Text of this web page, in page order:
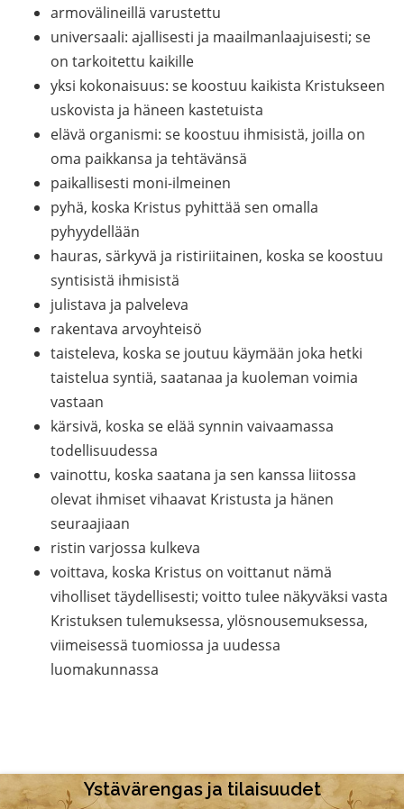
armovälineillä varustettu
universaali: ajallisesti ja maailmanlaajuisesti; se
on tarkoitettu kaikille
yksi kokonaisuus: se koostuu kaikista Kristukseen
uskovista ja häneen kastetuista
elävä organismi: se koostuu ihmisistä, joilla on
oma paikkansa ja tehtävänsä
paikallisesti moni-ilmeinen
pyhä, koska Kristus pyhittää sen omalla
pyhyydellään
hauras, särkyvä ja ristiriitainen, koska se koostuu
syntisistä ihmisistä
julistava ja palveleva
rakentava arvoyhteisö
taisteleva, koska se joutuu käymään joka hetki
taistelua syntiä, saatanaa ja kuoleman voimia
vastaan
kärsivä, koska se elää synnin vaivaamassa
todellisuudessa
vainottu, koska saatana ja sen kanssa liitossa
olevat ihmiset vihaavat Kristusta ja hänen
seuraajiaan
ristin varjossa kulkeva
voittava, koska Kristus on voittanut nämä
viholliset täydellisesti; voitto tulee näkyväksi vasta
Kristuksen tulemuksessa, ylösnousemuksessa,
viimeisessä tuomiossa ja uudessa
luomakunnassa
Ystävärengas ja tilaisuudet